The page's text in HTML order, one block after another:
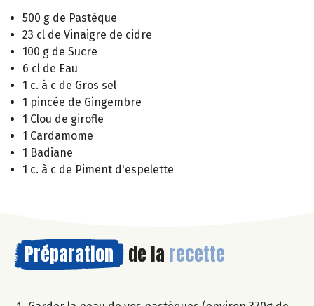
500 g de Pastèque
23 cl de Vinaigre de cidre
100 g de Sucre
6 cl de Eau
1 c. à c de Gros sel
1 pincée de Gingembre
1 Clou de girofle
1 Cardamome
1 Badiane
1 c. à c de Piment d'espelette
Préparation de la recette